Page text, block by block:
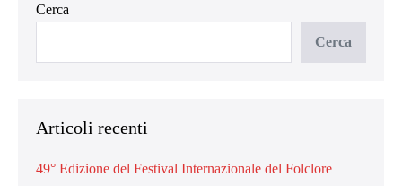
Cerca
Cerca
Articoli recenti
49° Edizione del Festival Internazionale del Folclore